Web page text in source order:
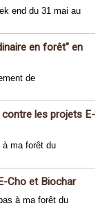
end du 31 mai au
en forêt" en
de
les projets E-
à ma forêt du
Cho et Biochar
à ma forêt du